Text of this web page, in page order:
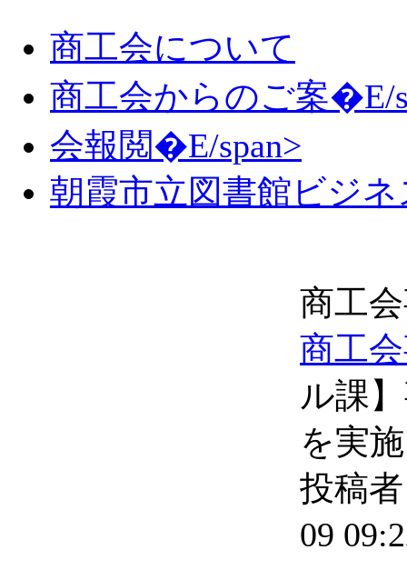
商工会について
商工会からのご案�E/
会報閲�E/span>
朝霞市立図書館ビジ
商工
商工
ル課
を実
投稿
09